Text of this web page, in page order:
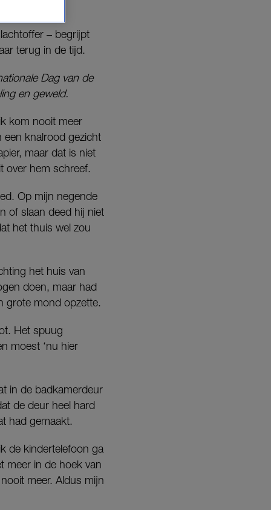
– begrijpt
terug in de tijd.
Dag van de
en geweld.
kom nooit meer
een knalrood gezicht
maar dat is niet
over hem schreef.
Op mijn negende
of slaan deed hij niet
het thuis wel zou
het huis van
doen, maar had
grote mond opzette.
Het spuug
moest ‘nu hier
in de badkamerdeur
de deur heel hard
had gemaakt.
de kindertelefoon ga
meer in de hoek van
meer. Aldus mijn